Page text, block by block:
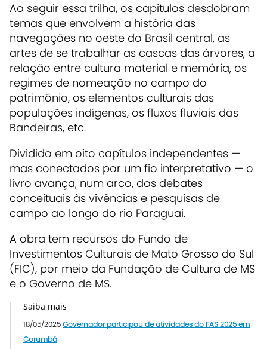
Ao seguir essa trilha, os capítulos desdobram
temas que envolvem a história das
navegações no oeste do Brasil central, as
artes de se trabalhar as cascas das árvores, a
relação entre cultura material e memória, os
regimes de nomeação no campo do
patrimônio, os elementos culturais das
populações indígenas, os fluxos fluviais das
Bandeiras, etc.
Dividido em oito capítulos independentes —
mas conectados por um fio interpretativo — o
livro avança, num arco, dos debates
conceituais às vivências e pesquisas de
campo ao longo do rio Paraguai.
A obra tem recursos do Fundo de
Investimentos Culturais de Mato Grosso do Sul
(FIC), por meio da Fundação de Cultura de MS
e o Governo de MS.
Saiba mais
18/05/2025Governador participou de atividades do FAS 2025 em
Corumbá